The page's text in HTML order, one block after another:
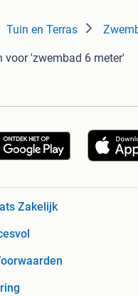
Tuin en Terras
voor 'zwembad 6 meter'
Zakelijk